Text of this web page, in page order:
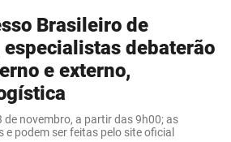
Brasileiro de
debaterão
e externo,
de novembro, a partir das 9h00; as
podem ser feitas pelo site oficial